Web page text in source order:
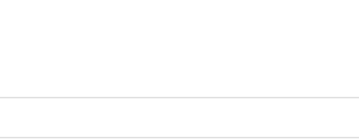
rol en wissel je regelmatig kennis en ervaringen